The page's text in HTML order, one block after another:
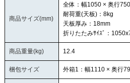
商品サイズ(mm)
全体：幅1050 × 奥行
耐荷重(天板)：8kg
天板厚み：18mm
折りたたみｻｲｽﾞ：
商品重量(kg) 12.4
梱包サイズ 外箱1：幅1110 × 奥行